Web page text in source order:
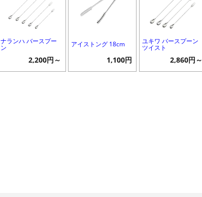
ナランハ バースプー
ン
2,200円～
アイストング 18cm
1,100円
ユキワ バースプーン
ツイスト
2,860円～